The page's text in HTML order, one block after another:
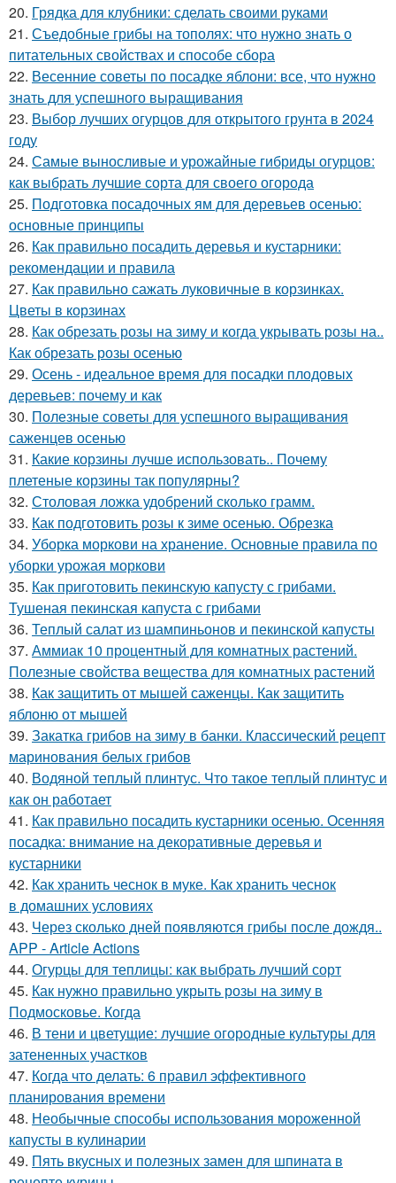
20. Грядка для клубники: сделать своими руками
21. Съедобные грибы на тополях: что нужно знать о
питательных свойствах и способе сбора
22. Весенние советы по посадке яблони: все, что нужно
знать для успешного выращивания
23. Выбор лучших огурцов для открытого грунта в 2024
году
24. Самые выносливые и урожайные гибриды огурцов:
как выбрать лучшие сорта для своего огорода
25. Подготовка посадочных ям для деревьев осенью:
основные принципы
26. Как правильно посадить деревья и кустарники:
рекомендации и правила
27. Как правильно сажать луковичные в корзинках.
Цветы в корзинах
28. Как обрезать розы на зиму и когда укрывать розы на..
Как обрезать розы осенью
29. Осень - идеальное время для посадки плодовых
деревьев: почему и как
30. Полезные советы для успешного выращивания
саженцев осенью
31. Какие корзины лучше использовать.. Почему
плетеные корзины так популярны?
32. Столовая ложка удобрений сколько грамм.
33. Как подготовить розы к зиме осенью. Обрезка
34. Уборка моркови на хранение. Основные правила по
уборки урожая моркови
35. Как приготовить пекинскую капусту с грибами.
Тушеная пекинская капуста с грибами
36. Теплый салат из шампиньонов и пекинской капусты
37. Аммиак 10 процентный для комнатных растений.
Полезные свойства вещества для комнатных растений
38. Как защитить от мышей саженцы. Как защитить
яблоню от мышей
39. Закатка грибов на зиму в банки. Классический рецепт
маринования белых грибов
40. Водяной теплый плинтус. Что такое теплый плинтус и
как он работает
41. Как правильно посадить кустарники осенью. Осенняя
посадка: внимание на декоративные деревья и
кустарники
42. Как хранить чеснок в муке. Как хранить чеснок
в домашних условиях
43. Через сколько дней появляются грибы после дождя..
APP - Article Actions
44. Огурцы для теплицы: как выбрать лучший сорт
45. Как нужно правильно укрыть розы на зиму в
Подмосковье. Когда
46. В тени и цветущие: лучшие огородные культуры для
затененных участков
47. Когда что делать: 6 правил эффективного
планирования времени
48. Необычные способы использования мороженной
капусты в кулинарии
49. Пять вкусных и полезных замен для шпината в